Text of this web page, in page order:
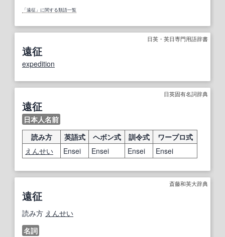
「遠征」に関する類語一覧
日英・英日専門用語辞書
遠征
expedition
日英固有名詞辞典
遠征
日本人名前
読み方
英語式 ヘボン式 訓令式
ワープロ式
えんせい
Ensei Ensei Ensei Ensei
斎藤和英大辞典
遠征
読み方 えんせい
名詞